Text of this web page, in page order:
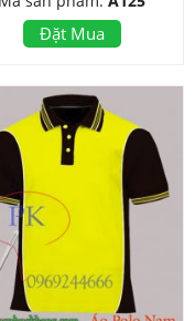
Đặt Mua